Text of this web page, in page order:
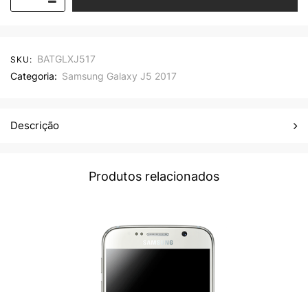
SKU: BATGLXJ517
Categoria: Samsung Galaxy J5 2017
Descrição
Produtos relacionados